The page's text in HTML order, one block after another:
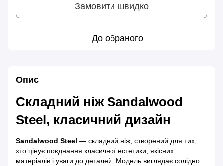
Замовити швидко
До обраного
Опис
Складний ніж Sandalwood
Steel , класичний дизайн
Sandalwood Steel — складний ніж, створений для тих,
хто цінує поєднання класичної естетики, якісних
матеріалів і уваги до деталей. Модель виглядає солідно